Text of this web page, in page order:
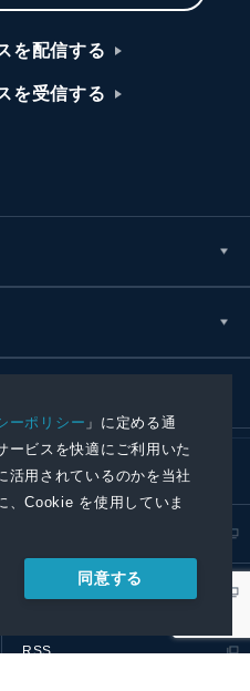
ーポリシー 」に定める通
ービスを快適にご利用いた
活用されているのかを当社
、Cookie を使用していま
同意する
を配信する
を受信する
RSS